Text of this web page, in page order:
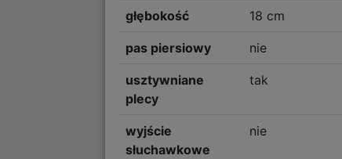
głębokość 18 cm
pas piersiowy nie
usztywniane
plecy
tak
wyjście
słuchawkowe
nie